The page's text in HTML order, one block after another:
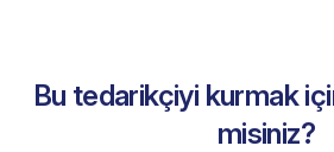
Bu tedarikçiyi kurmak
misiniz?